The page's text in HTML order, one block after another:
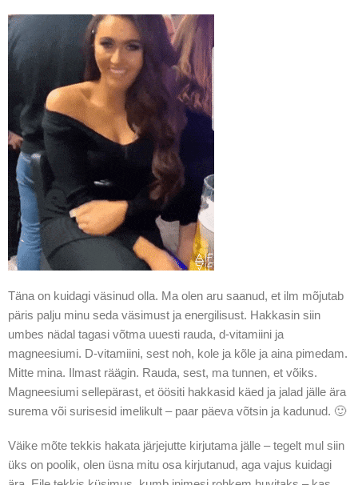
Täna on kuidagi väsinud olla. Ma olen aru saanud, et ilm mõjutab
päris palju minu seda väsimust ja energilisust. Hakkasin siin
umbes nädal tagasi võtma uuesti rauda, d-vitamiini ja
magneesiumi. D-vitamiini, sest noh, kole ja kõle ja aina pimedam.
Mitte mina. Ilmast räägin. Rauda, sest, ma tunnen, et võiks.
Magneesiumi sellepärast, et öösiti hakkasid käed ja jalad jälle ära
surema või surisesid imelikult – paar päeva võtsin ja kadunud. 🙂
Väike mõte tekkis hakata järjejutte kirjutama jälle – tegelt mul siin
üks on poolik, olen üsna mitu osa kirjutanud, aga vajus kuidagi